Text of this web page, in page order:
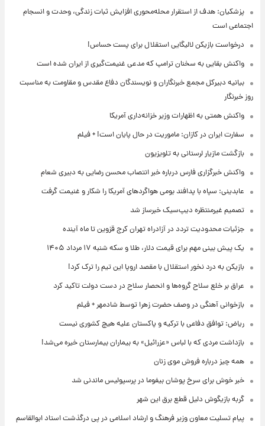
پزشکیان: هدف از استقرار محله‌محوری افزایش ثبات زندگی، وحدت و انسجام
اجتماعی است
درخواست بازیکن لالیگایی استقلال برای پست حساس!
واکنش بقایی به سخنان ترامپ که مدعی غنیمت‌گیری از ایران شده است
بیانیه دبیرکل مجمع خبرنگاران و نویسندگان دفاع مقدس و مقاومت به مناسبت
روز خبرنگار
واکنش همتی به اظهارات وزیر خزانه‌داری آمریکا
سفارت ایران در کازان: ماموریت در حال پایان است! + فیلم
بازگشت مازیار لرستانی به تلویزیون
واکنش خبرگزاری فارس درباره خبر انتصاب محسن رضایی به دبیری شعام
عابدینی: سپاه با پدافند بومی هواگردهای آمریکا را شکار و غنیمت گرفت
تصمیم غیرمنتظره دیپ‌سیک خبرساز شد
جزئیات محدودیت تردد در آزادراه تهران کرج قزوین تا ماه آینده
یک پیش ‌بینی مهم برای قیمت دلار، طلا و سکه شنبه ۱۷ مرداد ۱۴۰۵
بازیکن به درد نخور استقلال با مقصد اروپا این تیم را ترک کرد!
عراق بر خلع سلاح گروه‌ها و انحصار سلاح در دست دولت تاکید کرد
بازخوانی آهنگی در وصف حضرت زهرا توسط شادمهر + فیلم
ریاض: توافق دفاعی با ترکیه و پاکستان علیه هیچ کشوری نیست
بازداشت مردی که با لباس «عزرائیل» به بیماران بیمارستان خیره می‌شد!
همه چیز درباره فروش موی زنان
خبر خوش برای سرخ پوشان بیفوما در پرسپولیس ماندنی شد
گربه بازیگوش دلیل قطع برق این شهر
پیام تسلیت معاون وزیر فرهنگ و ارشاد اسلامی در پی درگذشت استاد ابوالقاسم